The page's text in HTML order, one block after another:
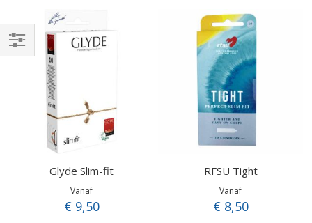
sorteren
Glyde Slim-fit
Vanaf
€ 9,50
RFSU Tight
Vanaf
€ 8,50
Filteren